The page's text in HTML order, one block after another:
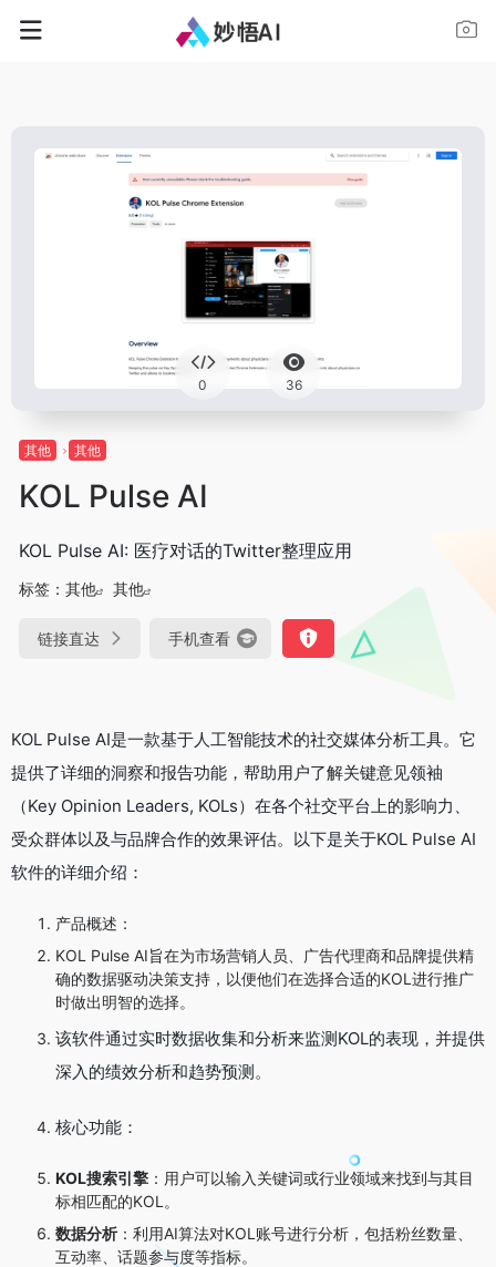
0 36
其他 其他
KOL Pulse AI
KOL Pulse AI: 医疗对话的Twitter整理应用
标签： 其他 其他
链接直达 手机查看
KOL Pulse AI是一款基于人工智能技术的社交媒体分析工具。它
提供了详细的洞察和报告功能，帮助用户了解关键意见领袖
（Key Opinion Leaders, KOLs）在各个社交平台上的影响力、
受众群体以及与品牌合作的效果评估。以下是关于KOL Pulse AI
软件的详细介绍：
产品概述：
KOL Pulse AI旨在为市场营销人员、广告代理商和品牌提供精
确的数据驱动决策支持，以便他们在选择合适的KOL进行推广
时做出明智的选择。
该软件通过实时数据收集和分析来监测KOL的表现，并提供
深入的绩效分析和趋势预测。
核心功能：
KOL搜索引擎 ：用户可以输入关键词或行业领域来找到与其目
标相匹配的KOL。
数据分析：利用AI算法对KOL账号进行分析，包括粉丝数量、
互动率、话题参与度等指标。